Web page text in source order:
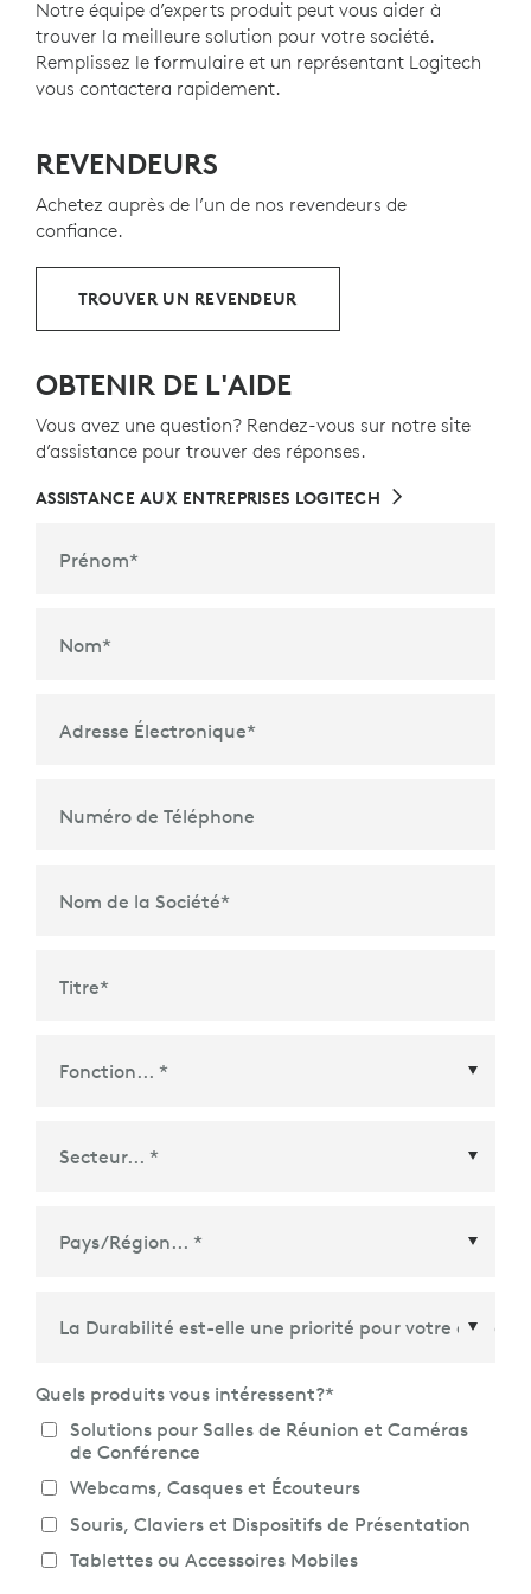
Commutateur
Marche/Arrêt
Témoin lumineux
de charge de la batterie
indicateur deverrouillage des majuscules
Dual layoutest conçu pour les utilisateurs de
Conception minimaliste
Stabilité grâce à une structure constituée d'une
seule plaque métallique
Les pièces en plastique du MX Keys Mini for Business
comprennent du PLASTIQUE RECYCLÉ POST-
CONSOMMATION certifié - 30 % pour le Graphite et 12
% pour le Gris Pâle - pour donner une seconde vie au
électroniques grand public et aider à réduire notre
10
À PROPOS DES PLASTIQUES RECYCLÉS
Notre équipe d’experts produit peut vous aider à
trouver la meilleure solution pour votre société.
Remplissez le formulaire et un représentant Logitech
vous contactera rapidement.
REVENDEURS
Achetez auprès de l’un de nos revendeurs de
confiance.
TROUVER UN REVENDEUR
OBTENIR DE L'AIDE
Vous avez une question? Rendez-vous sur notre site
d’assistance pour trouver des réponses.
ASSISTANCE AUX ENTREPRISES LOGITECH
Prénom*
Nom*
Adresse Électronique*
Numéro de Téléphone
Nom de la Société*
Titre*
Pays/Région*
Quels produits vous intéressent?*
Solutions pour Salles de Réunion et Caméras
de Conférence
Webcams, Casques et Écouteurs
Souris, Claviers et Dispositifs de Présentation
Tablettes ou Accessoires Mobiles